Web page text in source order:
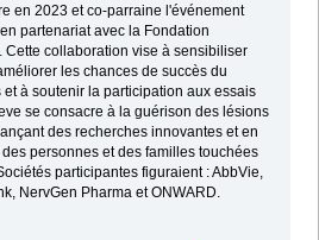
en 2023 et co-parraine l'événement
partenariat avec la Fondation
Cette collaboration vise à sensibiliser
les chances de succès du
à soutenir la participation aux essais
se consacre à la guérison des lésions
des recherches innovantes et en
personnes et des familles touchées
participantes figuraient : AbbVie,
NervGen Pharma et ONWARD.